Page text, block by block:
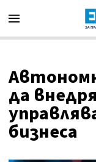
да
бизнеса